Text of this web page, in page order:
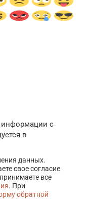
с
в
данных.
свое согласие
все
. При
обратной